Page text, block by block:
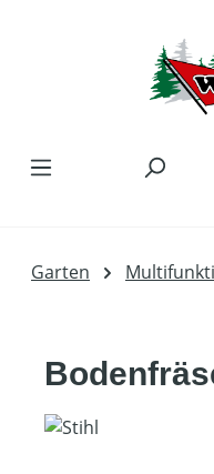
Garten